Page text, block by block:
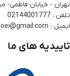
تهران - خیابان فاطمی-
تلفن : 02144001777
ایمیل : talakadoei@gmail.com
تاییدیه های ما